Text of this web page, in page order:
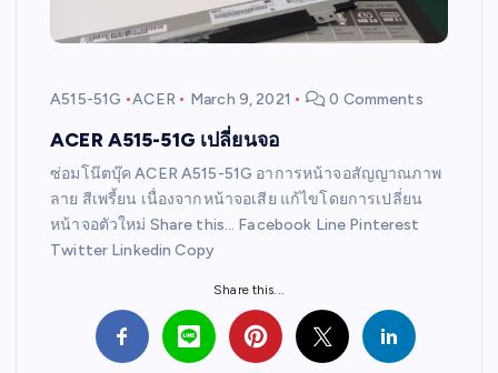
A515-51G ACER March 9, 2021 0 Comments
ACER A515-51G เปลี่ยนจอ
ซ่อมโน๊ตบุ๊ค ACER A515-51G อาการหน้าจอสัญญาณภาพ
ลาย สีเพรี้ยน เนื่องจากหน้าจอเสีย แก้ไขโดยการเปลี่ยน
หน้าจอตัวใหม่ Share this… Facebook Line Pinterest
Twitter Linkedin Copy
Share this...